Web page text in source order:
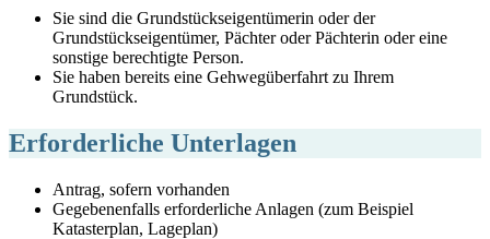
Sie sind die Grundstückseigentümerin oder der
Grundstückseigentümer, Pächter oder Pächterin oder eine
sonstige berechtigte Person.
Sie haben bereits eine Gehwegüberfahrt zu Ihrem
Grundstück.
Erforderliche Unterlagen
Antrag, sofern vorhanden
Gegebenenfalls erforderliche Anlagen (zum Beispiel
Katasterplan, Lageplan)